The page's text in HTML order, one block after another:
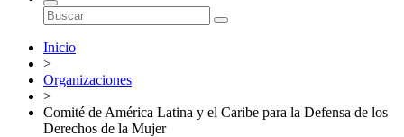
Inicio
>
Organizaciones
>
Comité de América Latina y el Caribe para la Defensa de los
Derechos de la Mujer